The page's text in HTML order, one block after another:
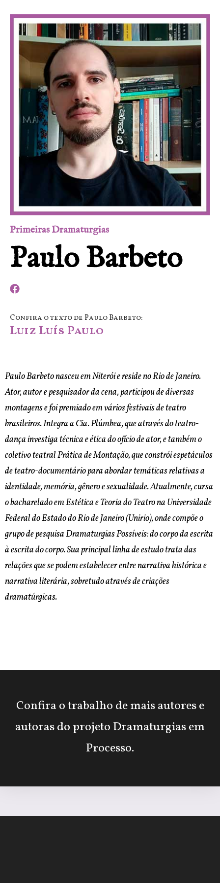
Primeiras Dramaturgias
Paulo Barbeto
Confira o texto de Paulo Barbeto:
Luiz Luís Paulo
Paulo Barbeto nasceu em Niterói e reside no Rio de Janeiro.
Ator, autor e pesquisador da cena, participou de diversas
montagens e foi premiado em vários festivais de teatro
brasileiros. Integra a Cia. Plúmbea, que através do teatro-
dança investiga técnica e ética do ofício de ator, e também o
coletivo teatral Prática de Montação, que constrói espetáculos
de teatro-documentário para abordar temáticas relativas a
identidade, memória, gênero e sexualidade. Atualmente, cursa
o bacharelado em Estética e Teoria do Teatro na Universidade
Federal do Estado do Rio de Janeiro (Unirio), onde compõe o
grupo de pesquisa Dramaturgias Possíveis: do corpo da escrita
à escrita do corpo. Sua principal linha de estudo trata das
relações que se podem estabelecer entre narrativa histórica e
narrativa literária, sobretudo através de criações
dramatúrgicas.
Confira o trabalho de mais autores e
autoras do projeto Dramaturgias em
Processo.